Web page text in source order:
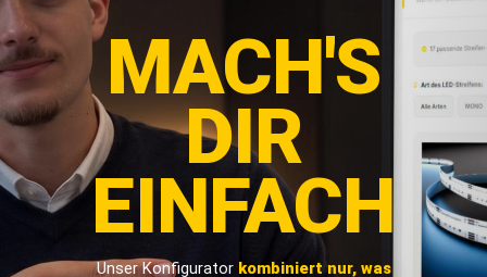
MACH'S
DIR
EINFACH
Unser Konfigurator kombiniert nur, was